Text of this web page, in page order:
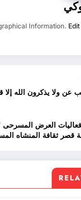
Information.
عن ولا يذكرون الله إلا
العرض
قصر ثقافة المنشاه